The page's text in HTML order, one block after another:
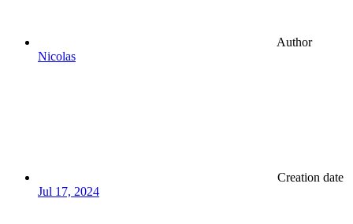
Author
Nicolas
Creation date
Jul 17, 2024